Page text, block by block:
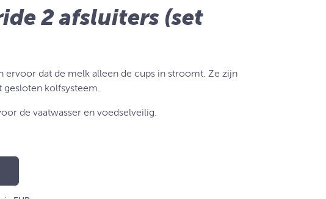
2 afsluiters (set
ervoor dat de melk alleen de cups in stroomt. Ze zijn
gesloten kolfsysteem.
de vaatwasser en voedselveilig.